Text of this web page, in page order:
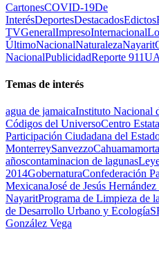
CartonesCOVID-19De
InterésDeportesDestacadosEdictos
TVGeneralImpresoInternacionalLo
ÚltimoNacionalNaturalezaNayarit
NacionalPublicidadReporte 911
Temas de interés
agua de jamaicaInstituto Nacional
Códigos del UniversoCentro
Participación Ciudadana del
MonterreySanvezzoCahuama
añoscontaminacion de lagunas
2014GobernaturaConfederación
MexicanaJosé de Jesús
NayaritPrograma de Limpieza de
de Desarrollo Urbano y Ecología
González Vega